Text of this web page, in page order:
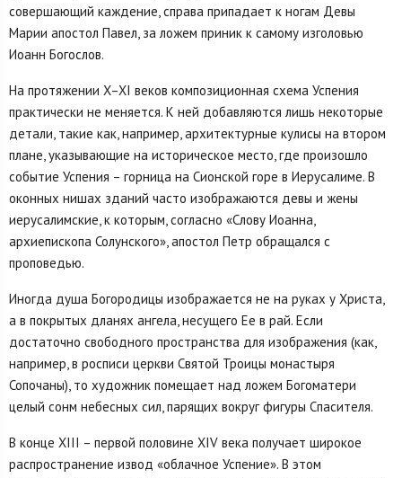
совершающий каждение, справа припадает к ногам Девы
Марии апостол Павел, за ложем приник к самому изголовью
Иоанн Богослов.
На протяжении X–XI веков композиционная схема Успения
практически не меняется. К ней добавляются лишь некоторые
детали, такие как, например, архитектурные кулисы на втором
плане, указывающие на историческое место, где произошло
событие Успения – горница на Сионской горе в Иерусалиме. В
оконных нишах зданий часто изображаются девы и жены
иерусалимские, к которым, согласно «Слову Иоанна,
архиепископа Солунского», апостол Петр обращался с
проповедью.
Иногда душа Богородицы изображается не на руках у Христа,
а в покры­тых дланях ангела, несущего Ее в рай. Если
достаточно свободного простран­ства для изображения (как,
например, в росписи церкви Святой Троицы мона­стыря
Сопочаны), то художник помещает над ложем Богоматери
целый сонм небесных сил, парящих вокруг фигуры Спасителя.
В конце XIII – первой половине XIV века получает широкое
распростране­ние извод «облачное Успение». В этом